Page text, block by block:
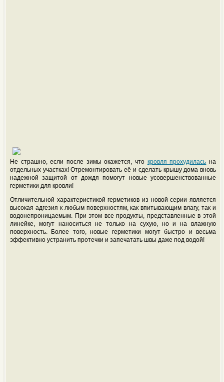
Не страшно, если после зимы окажется, что кровля прохудилась на
отдельных участках! Отремонтировать её и сделать крышу дома вновь
надежной защитой от дождя помогут новые усовершенствованные
герметики для кровли!
Отличительной характеристикой герметиков из новой серии является
высокая адгезия к любым поверхностям, как впитывающим влагу, так и
водонепроницаемым. При этом все продукты, представленные в этой
линейке, могут наноситься не только на сухую, но и на влажную
поверхность. Более того, новые герметики могут быстро и весьма
эффективно устранить протечки и запечатать швы даже под водой!